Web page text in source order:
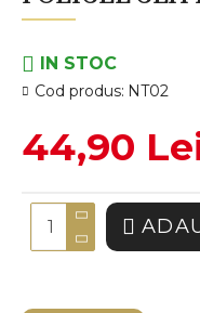
IN STOC
Cod produs: NT02
44,90